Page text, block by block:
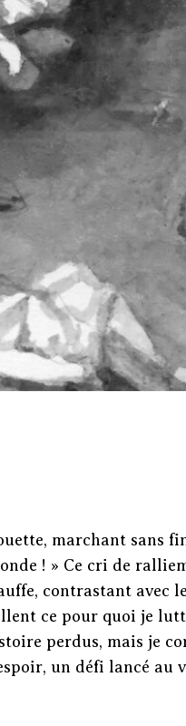
marchant sans
! » Ce cri de
contrastant avec
ce pour quoi je
perdus, mais je
un défi lancé au